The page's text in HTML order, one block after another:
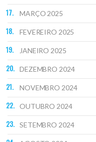
MARÇO 2025
FEVEREIRO 2025
JANEIRO 2025
DEZEMBRO 2024
NOVEMBRO 2024
OUTUBRO 2024
SETEMBRO 2024